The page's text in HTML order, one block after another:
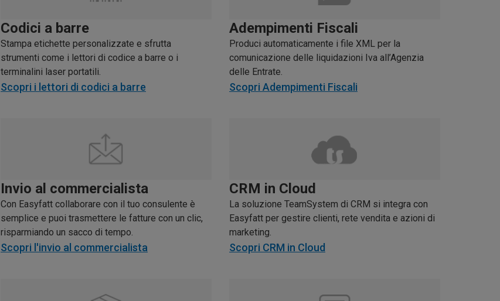
Codici a barre
Stampa etichette personalizzate e sfrutta
strumenti come i lettori di codice a barre o i
terminalini laser portatili.
Scopri i lettori di codici a barre
Adempimenti Fiscali
Produci automaticamente i file XML per la
comunicazione delle liquidazioni Iva all’Agenzia
delle Entrate.
Scopri Adempimenti Fiscali
Invio al commercialista
Con Easyfatt collaborare con il tuo consulente è
semplice e puoi trasmettere le fatture con un clic,
risparmiando un sacco di tempo.
Scopri l'invio al commercialista
CRM in Cloud
La soluzione TeamSystem di CRM si integra con
Easyfatt per gestire clienti, rete vendita e azioni di
marketing.
Scopri CRM in Cloud